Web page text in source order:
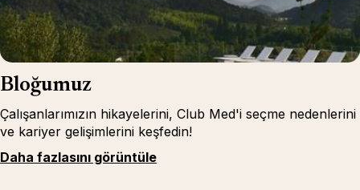
Bloğumuz
Çalışanlarımızın hikayelerini, Club Med'i seçme nedenlerini
ve kariyer gelişimlerini keşfedin!
Daha fazlasını görüntüle